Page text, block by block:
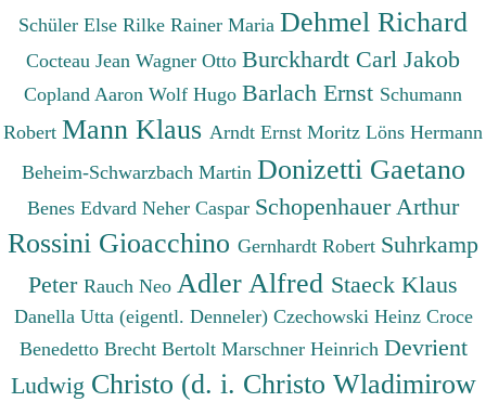
Schüler Else Rilke Rainer Maria Dehmel Richard
Cocteau Jean Wagner Otto Burckhardt Carl Jakob
Copland Aaron Wolf Hugo Barlach Ernst Schumann
Robert Mann Klaus Arndt Ernst Moritz Löns Hermann
Beheim-Schwarzbach Martin Donizetti Gaetano
Benes Edvard Neher Caspar Schopenhauer Arthur
Rossini Gioacchino Gernhardt Robert Suhrkamp
Peter Rauch Neo Adler Alfred Staeck Klaus
Danella Utta (eigentl. Denneler) Czechowski Heinz Croce
Benedetto Brecht Bertolt Marschner Heinrich Devrient
Ludwig Christo (d. i. Christo Wladimirow